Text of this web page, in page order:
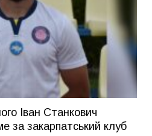
Іван Станкович
за закарпатський клуб